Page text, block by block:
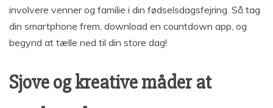
involvere venner og familie i din fødselsdagsfejring. Så tag
din smartphone frem, download en countdown app, og
begynd at tælle ned til din store dag!
Sjove og kreative måder at